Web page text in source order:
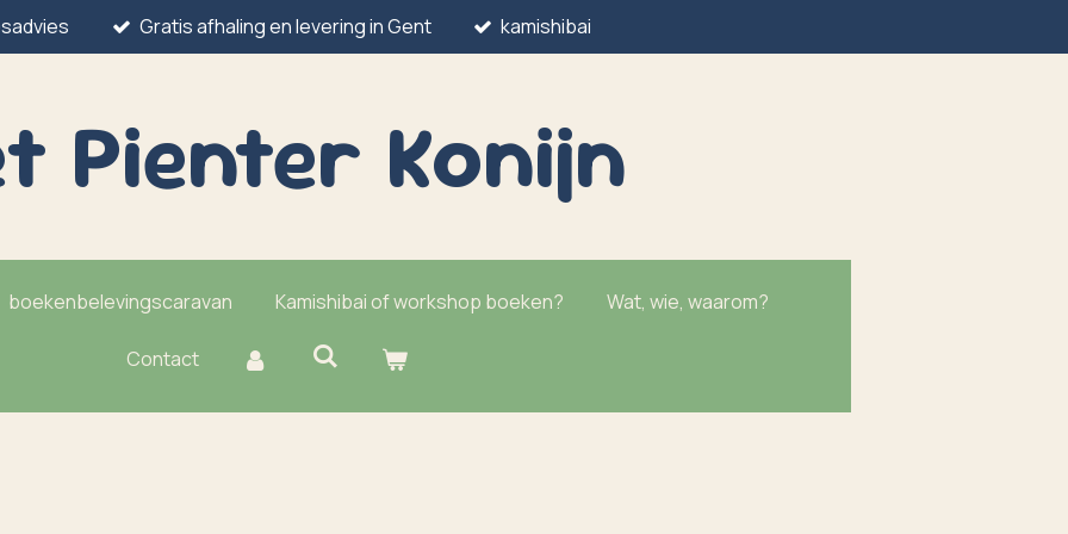
Gratis afhaling en levering in Gent kamishibai
Pienter Konijn
boekenbelevingscaravan Kamishibai of workshop boeken? Wat, wie, waarom?
Contact